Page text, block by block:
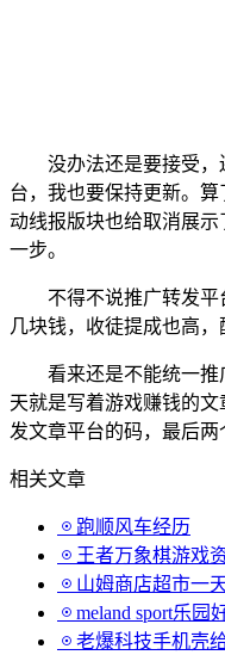
没办法还是要接受
台，我也要保持更新。
动线报版块也给取消展
一步。
不得不说推广转发
几块钱，收徒提成也高，
看来还是不能统一
天就是写着游戏赚钱的
发文章平台的码，最后两
相关文章
跑顺风车经历
王者万象棋游戏
山姆商店超市一
meland sport乐园
老爆科技手机壳